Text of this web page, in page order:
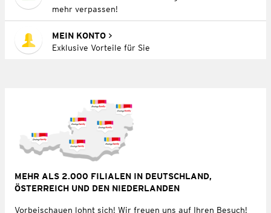
mehr verpassen!
MEIN KONTO
Exklusive Vorteile für Sie
MEHR ALS 2.000 FILIALEN IN DEUTSCHLAND,
ÖSTERREICH UND DEN NIEDERLANDEN
Vorbeischauen lohnt sich! Wir freuen uns auf Ihren Besuch!